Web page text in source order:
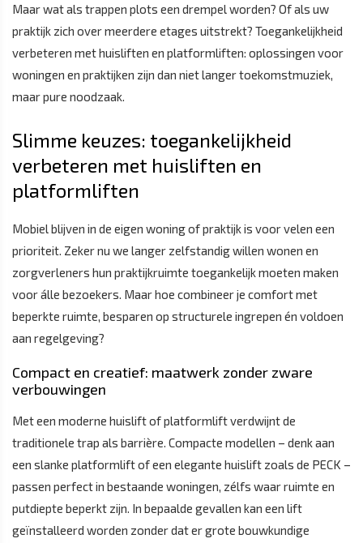
Maar wat als trappen plots een drempel worden? Of als uw
praktijk zich over meerdere etages uitstrekt? Toegankelijkheid
verbeteren met huisliften en platformliften: oplossingen voor
woningen en praktijken zijn dan niet langer toekomstmuziek,
maar pure noodzaak.
Slimme keuzes: toegankelijkheid
verbeteren met huisliften en
platformliften
Mobiel blijven in de eigen woning of praktijk is voor velen een
prioriteit. Zeker nu we langer zelfstandig willen wonen en
zorgverleners hun praktijkruimte toegankelijk moeten maken
voor álle bezoekers. Maar hoe combineer je comfort met
beperkte ruimte, besparen op structurele ingrepen én voldoen
aan regelgeving?
Compact en creatief: maatwerk zonder zware
verbouwingen
Met een moderne huislift of platformlift verdwijnt de
traditionele trap als barrière. Compacte modellen – denk aan
een slanke platformlift of een elegante huislift zoals de PECK –
passen perfect in bestaande woningen, zélfs waar ruimte en
putdiepte beperkt zijn. In bepaalde gevallen kan een lift
geïnstalleerd worden zonder dat er grote bouwkundige